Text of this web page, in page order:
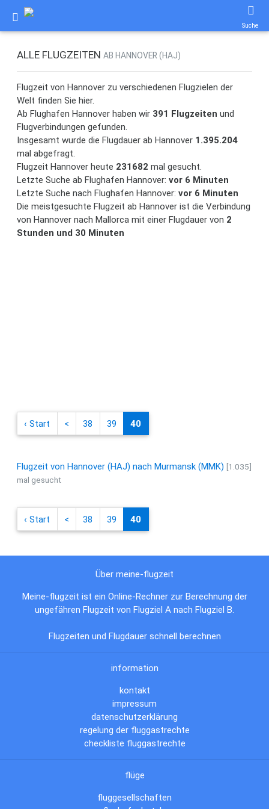
Suche
ALLE FLUGZEITENAB HANNOVER (HAJ)
Flugzeit von Hannover zu verschiedenen Flugzielen der
Welt finden Sie hier.
Ab Flughafen Hannover haben wir 391 Flugzeiten und
Flugverbindungen gefunden.
Insgesamt wurde die Flugdauer ab Hannover 1.395.204
mal abgefragt.
Flugzeit Hannover heute 231682 mal gesucht.
Letzte Suche ab Flughafen Hannover:vor 6 Minuten
Letzte Suche nach Flughafen Hannover:vor 6 Minuten
Die meistgesuchte Flugzeit ab Hannover ist die Verbindung
von Hannover nach Mallorca mit einer Flugdauer von 2
Stunden und 30 Minuten
‹ Start < 38 39 40
Flugzeit von Hannover (HAJ) nach Murmansk (MMK) [1.035]
mal gesucht
‹ Start < 38 39 40
Über meine-flugzeit
Meine-flugzeit ist ein Online-Rechner zur Berechnung der
ungefähren Flugzeit von Flugziel A nach Flugziel B.
Flugzeiten und Flugdauer schnell berechnen
information
kontakt
impressum
datenschutzerklärung
regelung der fluggastrechte
checkliste fluggastrechte
flüge
fluggesellschaften